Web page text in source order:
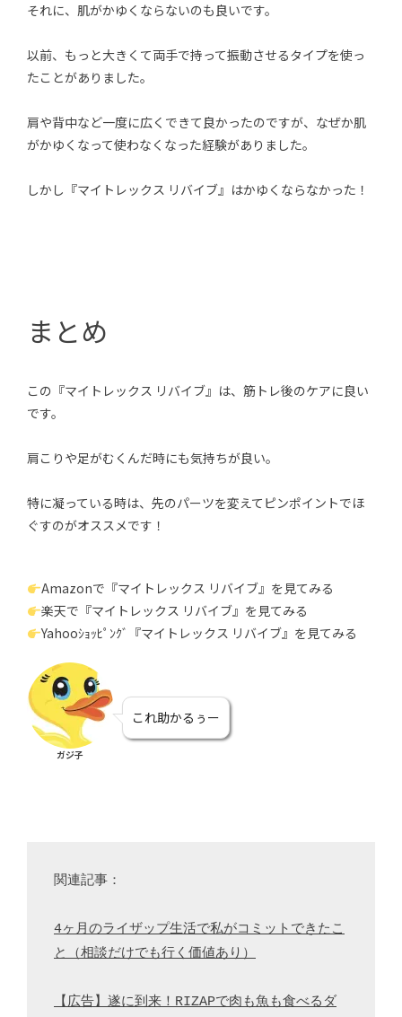
それに、肌がかゆくならないのも良いです。
以前、もっと大きくて両手で持って振動させるタイプを使っ
たことがありました。
肩や背中など一度に広くできて良かったのですが、なぜか肌
がかゆくなって使わなくなった経験がありました。
しかし『マイトレックス リバイブ』はかゆくならなかった！
まとめ
この『マイトレックス リバイブ』は、筋トレ後のケアに良い
です。
肩こりや足がむくんだ時にも気持ちが良い。
特に凝っている時は、先のパーツを変えてピンポイントでほ
ぐすのがオススメです！
Amazonで『マイトレックス リバイブ』を見てみる
楽天で『マイトレックス リバイブ』を見てみる
Yahooｼｮｯﾋﾟﾝｸﾞ『マイトレックス リバイブ』を見てみる
ガジ子
これ助かるぅー
関連記事：
4ヶ月のライザップ生活で私がコミットできたこ
と（相談だけでも行く価値あり）
【広告】遂に到来！RIZAPで肉も魚も食べるダ